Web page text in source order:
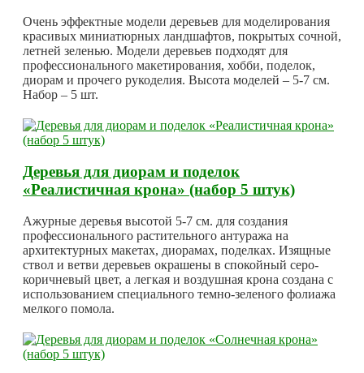
Очень эффектные модели деревьев для моделирования
красивых миниатюрных ландшафтов, покрытых сочной,
летней зеленью. Модели деревьев подходят для
профессионального макетирования, хобби, поделок,
диорам и прочего рукоделия. Высота моделей – 5-7 см.
Набор – 5 шт.
Деревья для диорам и поделок
«Реалистичная крона» (набор 5 штук)
Ажурные деревья высотой 5-7 см. для создания
профессионального растительного антуража на
архитектурных макетах, диорамах, поделках. Изящные
ствол и ветви деревьев окрашены в спокойный серо-
коричневый цвет, а легкая и воздушная крона создана с
использованием специального темно-зеленого фолиажа
мелкого помола.